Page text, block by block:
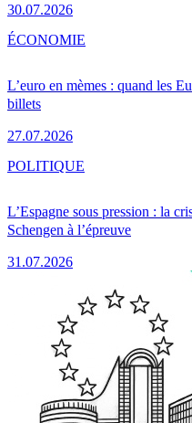
30.07.2026
L’euro en mèmes : quand les
billets
27.07.2026
ÉCONOMIE
L’Espagne sous pression : la
Schengen à l’épreuve
31.07.2026
POLITIQUE